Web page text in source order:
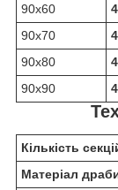
90х60
90х70
90х80
90х90
Кількість
Матеріал